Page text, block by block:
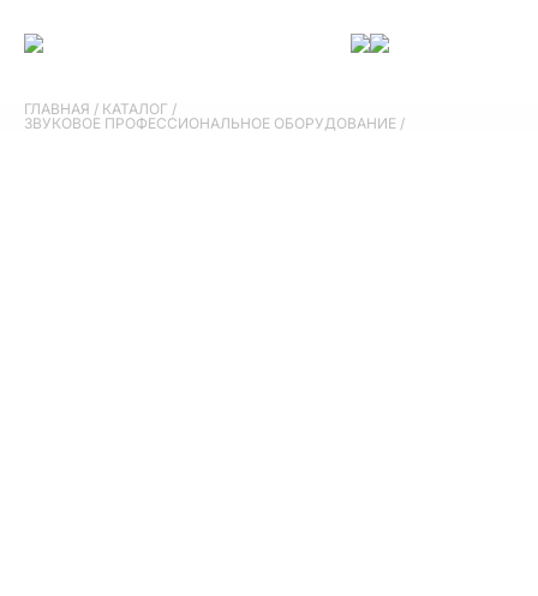
ГЛАВНАЯ / КАТАЛОГ /
ЗВУКОВОЕ ПРОФЕССИОНАЛЬНОЕ ОБОРУДОВАНИЕ /